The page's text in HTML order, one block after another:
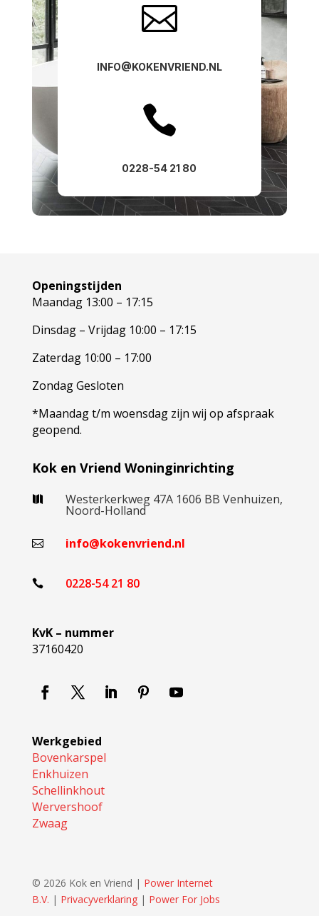

INFO@KOKENVRIEND.NL

0228-54 21 80
Openingstijden
Maandag 13:00 – 17:15
Dinsdag – Vrijdag 10:00 – 17:15
Zaterdag 10:00 – 17:00
ZondagGesloten
*Maandag t/m woensdag zijn wij op afspraak
geopend.
Kok en Vriend Woninginrichting
 Westerkerkweg 47A 1606 BB Venhuizen,
Noord-Holland
 info@kokenvriend.nl
 0228-54 21 80
KvK – nummer
37160420
Werkgebied
Bovenkarspel
Enkhuizen
Schellinkhout
Wervershoof
Zwaag
© 2026 Kok en Vriend | Power Internet
B.V. | Privacyverklaring| Power For Jobs